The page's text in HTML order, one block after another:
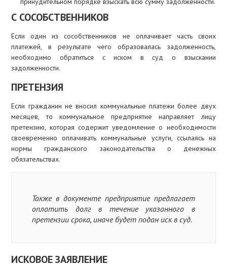
С СОСОБСТВЕННИКОВ
Если один из сособственников не оплачивает часть своих
платежей, в результате чего образовалась задолженность,
необходимо обратиться с иском в суд о взыскании
задолженности.
ПРЕТЕНЗИЯ
Если гражданин не вносил коммунальные платежи более двух
месяцев, то коммунальное предприятие направляет лицу
претензию, которая содержит уведомление о необходимости
своевременно оплачивать коммунальные услуги, ссылаясь на
нормы гражданского законодательства о денежных
обязательствах.
Также в документе предприятие предлагает
оплатить долг в течение указанного в
претензии срока, иначе будет подан иск в суд.
ИСКОВОЕ ЗАЯВЛЕНИЕ